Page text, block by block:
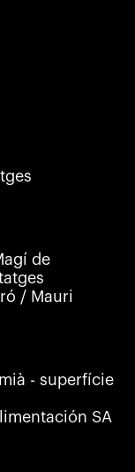
de
/ Mauri
- superfície
SA